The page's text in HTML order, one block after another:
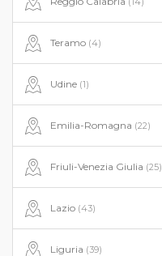
Teramo (4)
Udine (1)
Emilia-Romagna (22)
Friuli-Venezia Giulia (25)
Lazio (43)
Liguria (39)